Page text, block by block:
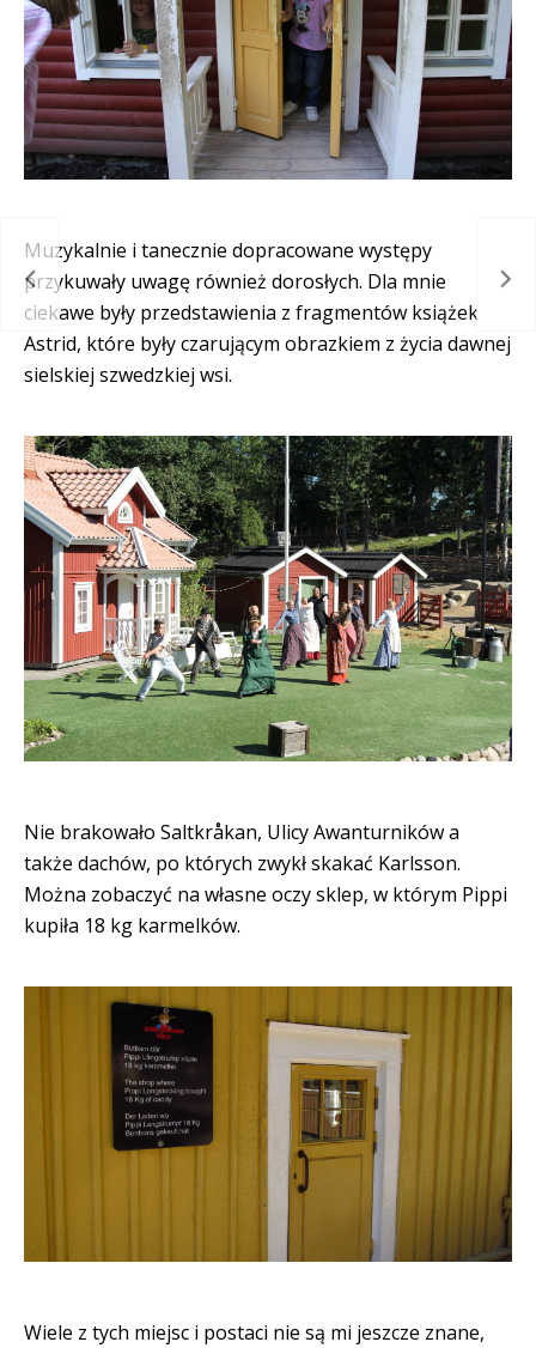
Muzykalnie i tanecznie dopracowane występy
przykuwały uwagę również dorosłych. Dla mnie
ciekawe były przedstawienia z fragmentów książek
Astrid, które były czarującym obrazkiem z życia dawnej
sielskiej szwedzkiej wsi.
Nie brakowało Saltkråkan, Ulicy Awanturników a
także dachów, po których zwykł skakać Karlsson.
Można zobaczyć na własne oczy sklep, w którym Pippi
kupiła 18 kg karmelków.
Wiele z tych miejsc i postaci nie są mi jeszcze znane,